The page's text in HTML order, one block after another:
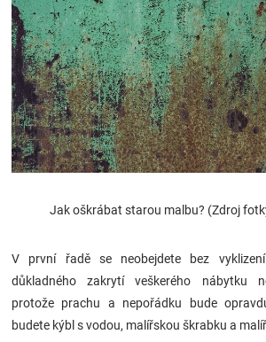
děti
Těhotenské
oblečení
Novinky
Značky
Blog
Hračkářství
Jak oškrábat starou malbu? (Zdroj
V první řadě se neobejdete bez
důkladného zakrytí veškerého nábytku
protože prachu a nepořádku bude
budete kýbl s vodou, malířskou škrabku a